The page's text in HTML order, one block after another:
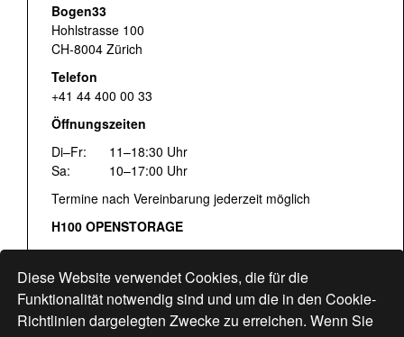
Diese Website verwendet Cookies, die für die
Funktionalität notwendig sind und um die in den Cookie-
Richtlinien dargelegten Zwecke zu erreichen. Wenn Sie
Bogen33
Hohlstrasse 100
CH-8004 Zürich
Telefon
+41 44 400 00 33
Öffnungszeiten
Di–Fr:
11–18:30 Uhr
Sa:
10–17:00 Uhr
Termine nach Vereinbarung jederzeit möglich
H100 OPENSTORAGE
Fr:
16:00–18:30 Uhr
Sa: 12:00–17:00 Uhr
Hohlstrasse 122
www.bogen33.ch